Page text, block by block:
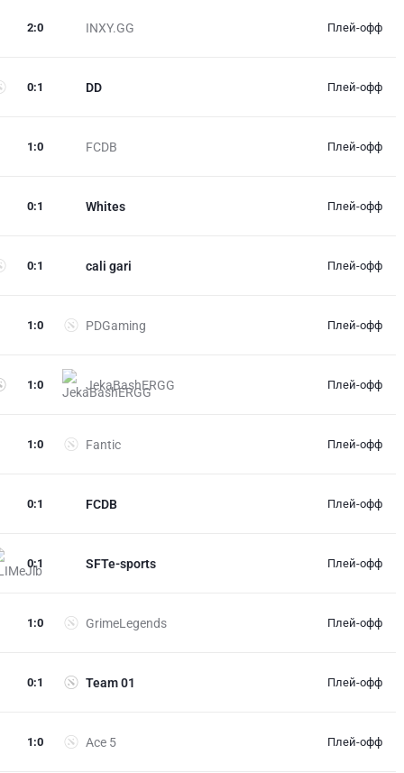
INXY.GG
2:0 Плей-офф
DD
0:1 Плей-офф
FCDB
1 :0 Плей-офф
Whites
0:1 Плей-офф
cali gari
0:1 Плей-офф
PDGaming
1 :0 Плей-офф
JekaBashERGG
1 :0 Плей-офф
Fantic
1 :0 Плей-офф
FCDB
0:1 Плей-офф
SFTe-sports
0:1 Плей-офф
GrimeLegends
1 :0 Плей-офф
Team 01
0:1 Плей-офф
Ace 5
1 :0 Плей-офф